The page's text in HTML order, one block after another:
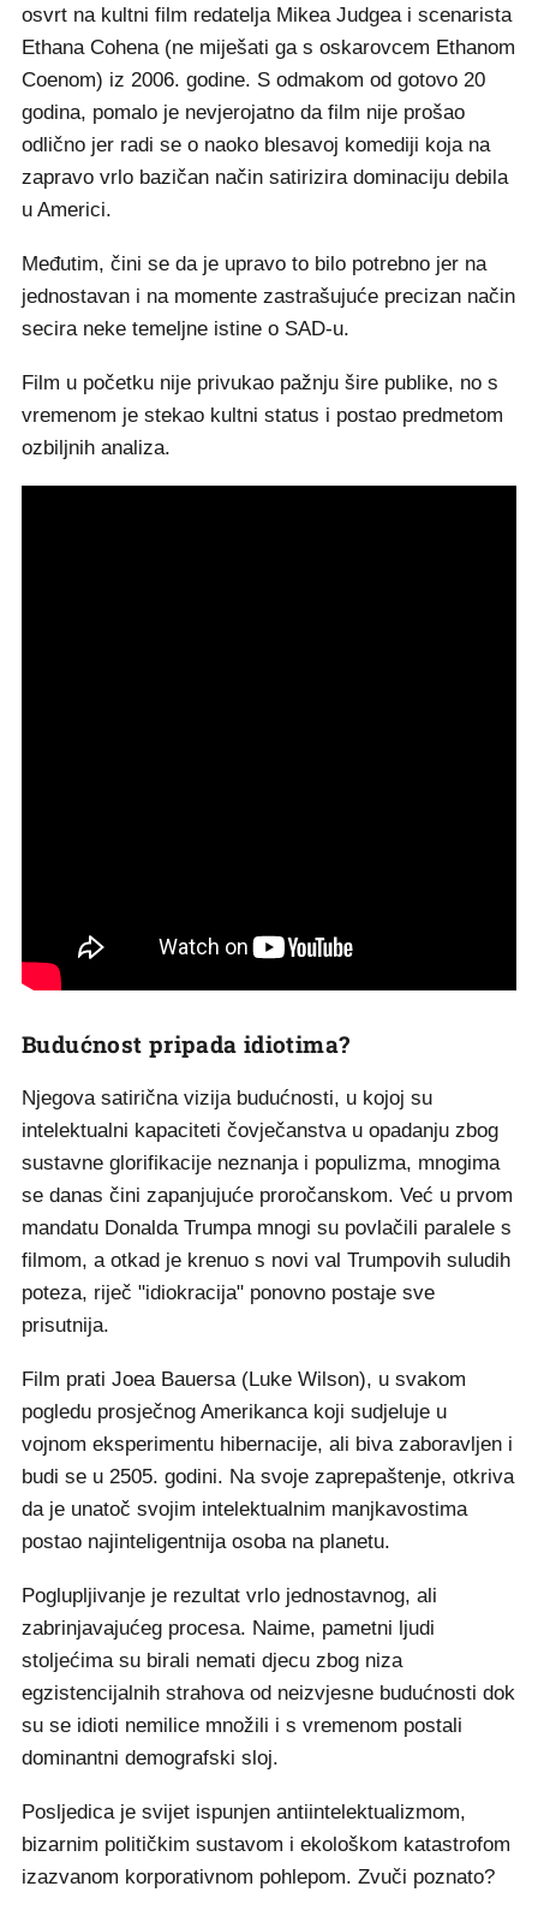
osvrt na kultni film redatelja Mikea Judgea i scenarista
Ethana Cohena (ne miješati ga s oskarovcem Ethanom
Coenom) iz 2006. godine. S odmakom od gotovo 20
godina, pomalo je nevjerojatno da film nije prošao
odlično jer radi se o naoko blesavoj komediji koja na
zapravo vrlo bazičan način satirizira dominaciju debila
u Americi.
Međutim, čini se da je upravo to bilo potrebno jer na
jednostavan i na momente zastrašujuće precizan način
secira neke temeljne istine o SAD-u.
Film u početku nije privukao pažnju šire publike, no s
vremenom je stekao kultni status i postao predmetom
ozbiljnih analiza.
Budućnost pripada idiotima?
Njegova satirična vizija budućnosti, u kojoj su
intelektualni kapaciteti čovječanstva u opadanju zbog
sustavne glorifikacije neznanja i populizma, mnogima
se danas čini zapanjujuće proročanskom. Već u prvom
mandatu Donalda Trumpa mnogi su povlačili paralele s
filmom, a otkad je krenuo s novi val Trumpovih suludih
poteza, riječ "idiokracija" ponovno postaje sve
prisutnija.
Film prati Joea Bauersa (Luke Wilson), u svakom
pogledu prosječnog Amerikanca koji sudjeluje u
vojnom eksperimentu hibernacije, ali biva zaboravljen i
budi se u 2505. godini. Na svoje zaprepaštenje, otkriva
da je unatoč svojim intelektualnim manjkavostima
postao najinteligentnija osoba na planetu.
Poglupljivanje je rezultat vrlo jednostavnog, ali
zabrinjavajućeg procesa. Naime, pametni ljudi
stoljećima su birali nemati djecu zbog niza
egzistencijalnih strahova od neizvjesne budućnosti dok
su se idioti nemilice množili i s vremenom postali
dominantni demografski sloj.
Posljedica je svijet ispunjen antiintelektualizmom,
bizarnim političkim sustavom i ekološkom katastrofom
izazvanom korporativnom pohlepom. Zvuči poznato?